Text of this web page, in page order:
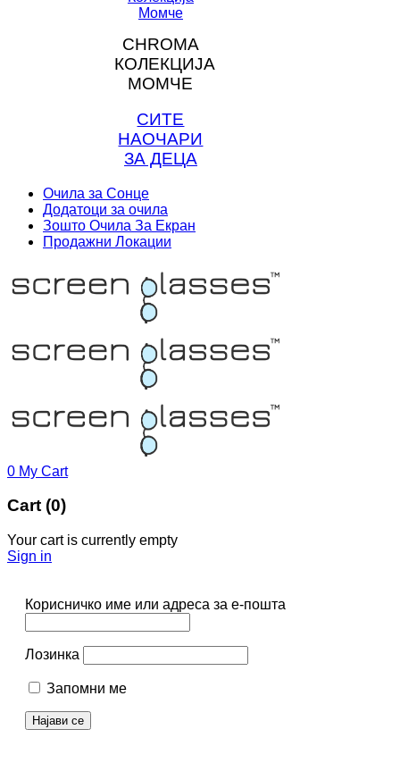
CHROMA
КОЛЕКЦИЈА
МОМЧЕ
СИТЕ
НАОЧАРИ
ЗА ДЕЦА
Очила за Сонце
Додатоци за очила
Зошто Очила За Екран
Продажни Локации
0 My Cart
Cart (0)
Your cart is currently empty
Sign in
Корисничко име или адреса за е-пошта
Лозинка
Запомни ме